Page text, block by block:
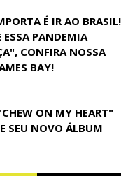
É IR AO BRASIL!
ESSA PANDEMIA
CONFIRA NOSSA
BAY!
ON MY HEART"
SEU NOVO ÁLBUM